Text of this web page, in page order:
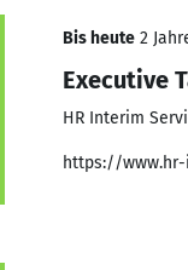
Bis heute 2
Executive
HR Interim
https://